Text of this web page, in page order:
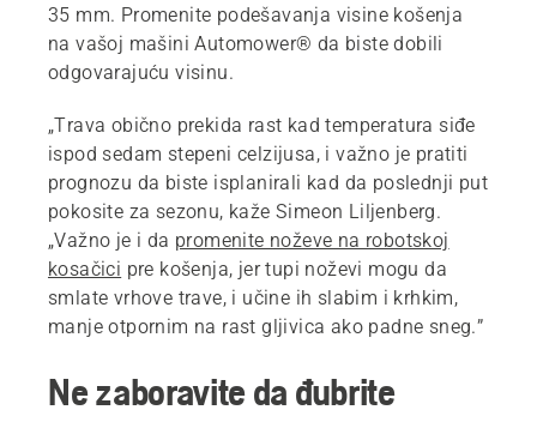
35 mm. Promenite podešavanja visine košenja
na vašoj mašini Automower® da biste dobili
odgovarajuću visinu.
„Trava obično prekida rast kad temperatura siđe
ispod sedam stepeni celzijusa, i važno je pratiti
prognozu da biste isplanirali kad da poslednji put
pokosite za sezonu, kaže Simeon Liljenberg.
„Važno je i da promenite noževe na robotskoj
kosačici pre košenja, jer tupi noževi mogu da
smlate vrhove trave, i učine ih slabim i krhkim,
manje otpornim na rast gljivica ako padne sneg.”
Ne zaboravite da đubrite